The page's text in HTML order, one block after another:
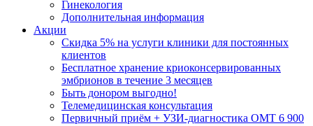
Гинекология
Дополнительная информация
Акции
Скидка 5% на услуги клиники для постоянных
клиентов
Бесплатное хранение криоконсервированных
эмбрионов в течение 3 месяцев
Быть донором выгодно!
Телемедицинская консультация
Первичный приём + УЗИ-диагностика ОМТ 6 900